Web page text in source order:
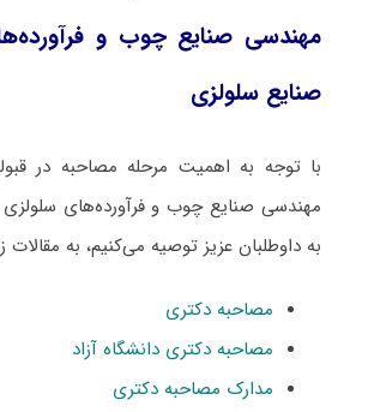
ﻣﻬﻨﺪسی صنایع چوب و
صنایع سلولزی
با توجه به اهمیت مرحله مصاحبه در
ﻣﻬﻨﺪسی صنایع چوب و فرآورده‌های
به داوطلبان عزیز توصیه می‌کنیم، به مقالات
مصاحبه دکتری
مصاحبه دکتری دانشگاه آزاد
مدارک مصاحبه دکتری